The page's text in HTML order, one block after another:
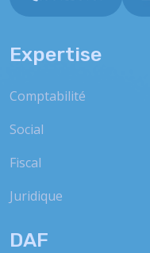
Expertise
Comptabilité
Social
Fiscal
Juridique
DAF